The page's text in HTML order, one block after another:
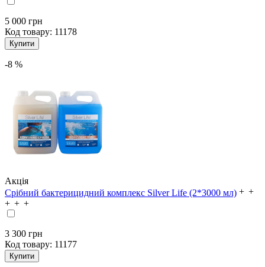
5 000 грн
Код товару: 11178
-8 %
Акція
Срібний бактерицидний комплекс Silver Life (2*3000 мл)
3 300 грн
Код товару: 11177